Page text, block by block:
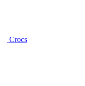
Crocs